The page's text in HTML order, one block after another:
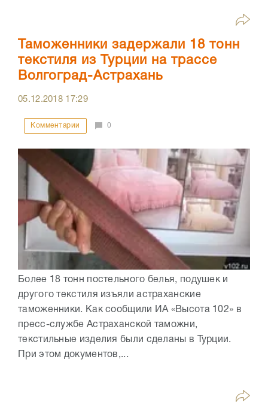
Таможенники задержали 18 тонн
текстиля из Турции на трассе
Волгоград-Астрахань
05.12.2018 17:29
Комментарии 0
Более 18 тонн постельного белья, подушек и
другого текстиля изъяли астраханские
таможенники. Как сообщили ИА «Высота 102» в
пресс-службе Астраханской таможни,
текстильные изделия были сделаны в Турции.
При этом документов,...